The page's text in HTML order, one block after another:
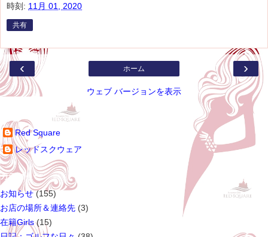
時刻: 11月 01, 2020
共有
‹ ›
ホーム
ウェブ バージョンを表示
参加ユーザー
Red Square
レッドスクウェア
カテゴリー
お知らせ (155)
お店の場所＆連絡先 (3)
在籍Girls (15)